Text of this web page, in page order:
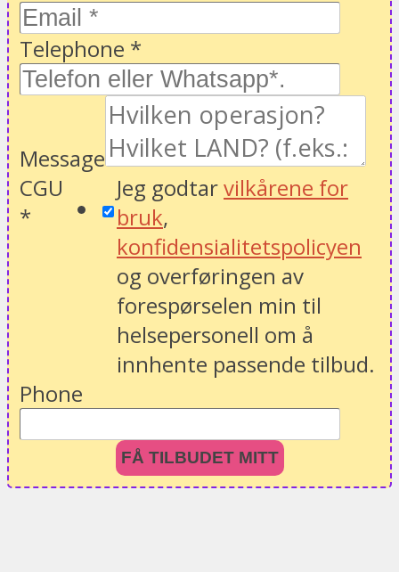
Telephone *
Message
CGU
*
Jeg godtarvilkårene for
bruk,
konfidensialitetspolicyen
og overføringen av
forespørselen min til
helsepersonell om å
innhente passende tilbud.
Phone
FÅ TILBUDET MITT